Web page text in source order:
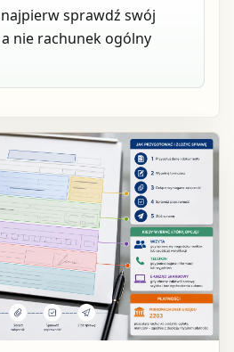
najpierw sprawdź swój
a nie rachunek ogólny